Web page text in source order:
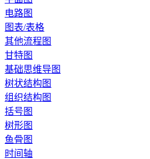
电路图
图表/表格
其他流程图
甘特图
基础思维导图
树状结构图
组织结构图
括号图
树形图
鱼骨图
时间轴